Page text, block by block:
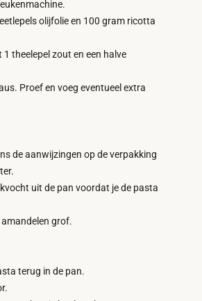
olijfolie en 100 gram ricotta
theelepel zout en een halve
Proef en voeg eventueel extra
de aanwijzingen op de verpakking
uit de pan voordat je de pasta
grof.
terug in de pan.